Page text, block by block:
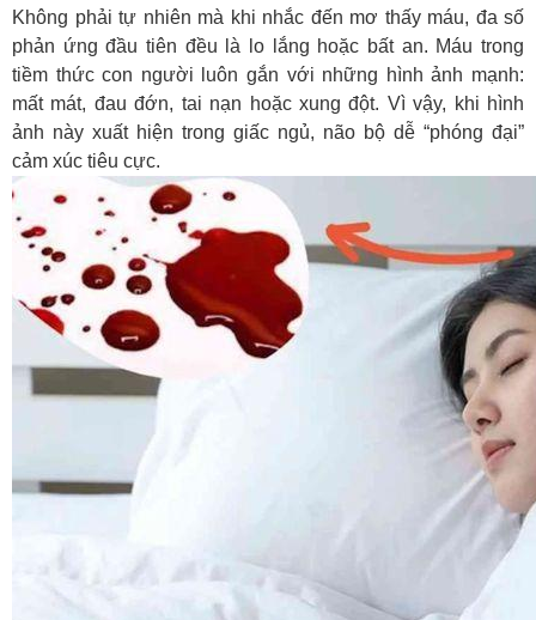
Không phải tự nhiên mà khi nhắc đến mơ thấy máu, đa số
phản ứng đầu tiên đều là lo lắng hoặc bất an. Máu trong
tiềm thức con người luôn gắn với những hình ảnh mạnh:
mất mát, đau đớn, tai nạn hoặc xung đột. Vì vậy, khi hình
ảnh này xuất hiện trong giấc ngủ, não bộ dễ “phóng đại”
cảm xúc tiêu cực.